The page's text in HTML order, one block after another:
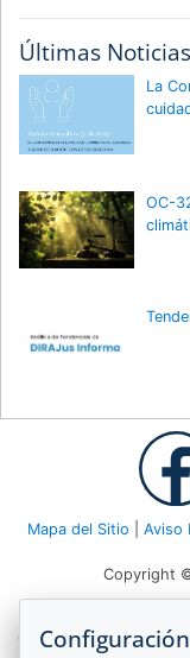
Últimas Noticias
La
OC-
Mapa del Sitio Aviso
Copyright
GmbH Agencia GIZ